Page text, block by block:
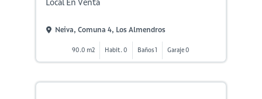
Local En Venta
Neiva, Comuna 4, Los Almendros
90.0 m2 Habit. 0 Baños 1 Garaje 0